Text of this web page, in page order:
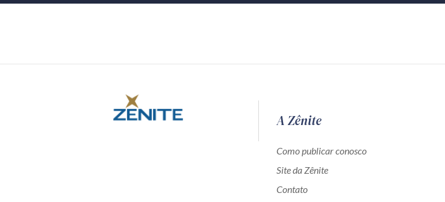
A Zênite
Como publicar conosco
Site da Zênite
Contato